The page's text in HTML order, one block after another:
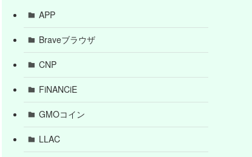
APP
Braveブラウザ
CNP
FiNANCiE
GMOコイン
LLAC